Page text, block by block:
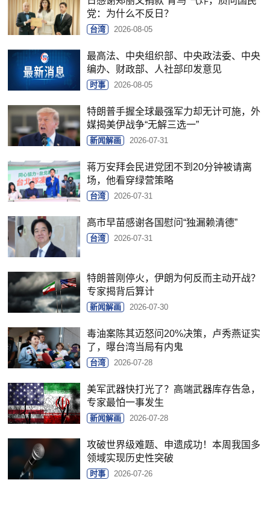
党：为什么不反日？
台湾 2026-08-05
最高法、中央组织部、中央政法委、中央
编办、财政部、人社部印发意见
时事 2026-08-05
特朗普手握全球最强军力却无计可施，外
媒揭美伊战争“无解三选一”
新闻解画 2026-07-31
蒋万安拜会民进党团不到20分钟被请离
场，他看穿绿营策略
台湾 2026-07-31
高市早苗感谢各国慰问“独漏赖清德”
台湾 2026-07-31
特朗普刚停火，伊朗为何反而主动开战？
专家揭背后算计
新闻解画 2026-07-30
毒油案陈其迈怒问20%决策，卢秀燕证实
了，曝台湾当局有内鬼
台湾 2026-07-28
美军武器快打光了？高端武器库存告急，
专家最怕一事发生
新闻解画 2026-07-28
攻破世界级难题、申遗成功！本周我国多
领域实现历史性突破
时事 2026-07-26